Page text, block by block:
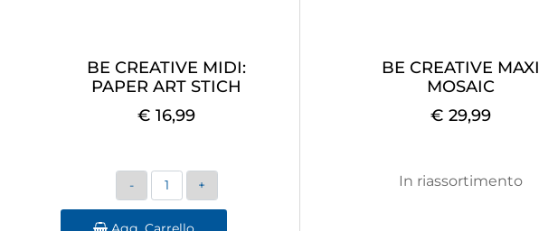
BE CREATIVE MIDI:
PAPER ART STICH
€ 16,99
Quantità
BE CREATIVE MAXI
MOSAIC
€ 29,99
In riassortimento